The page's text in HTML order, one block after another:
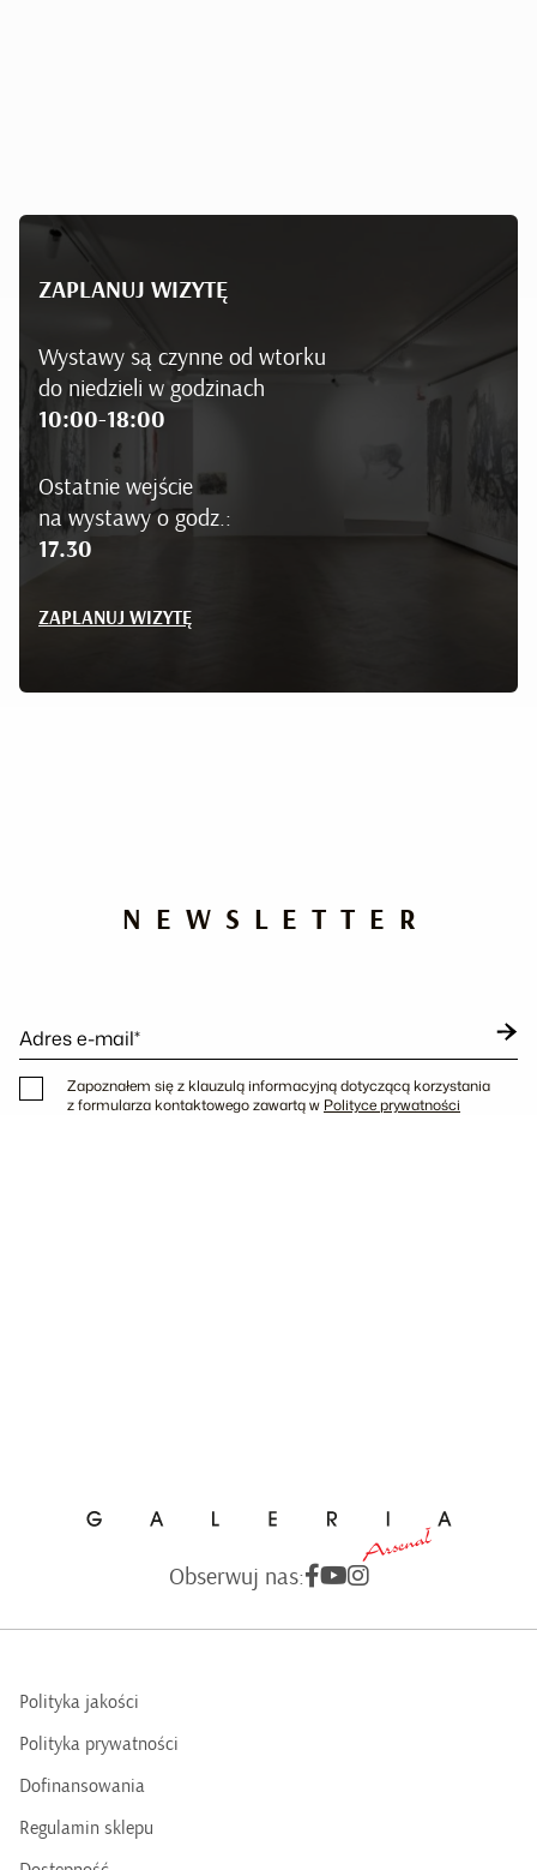
ZAPLANUJ WIZYTĘ
Wystawy są czynne od wtorku
do niedzieli w godzinach
10:00-18:00
Ostatnie wejście
na wystawy o godz.:
17.30
ZAPLANUJ WIZYTĘ
NEWSLETTER
Adres e-mail*
Zapoznałem się z klauzulą informacyjną dotyczącą korzystania
z formularza kontaktowego zawartą w Polityce prywatności
Obserwuj nas:
Polityka jakości
Polityka prywatności
Dofinansowania
Regulamin sklepu